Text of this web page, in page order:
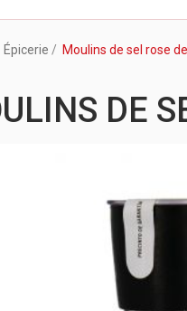
Épicerie Moulins de sel rose
DE